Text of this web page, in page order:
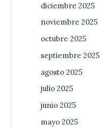
diciembre 2025
noviembre 2025
octubre 2025
septiembre 2025
agosto 2025
julio 2025
junio 2025
mayo 2025